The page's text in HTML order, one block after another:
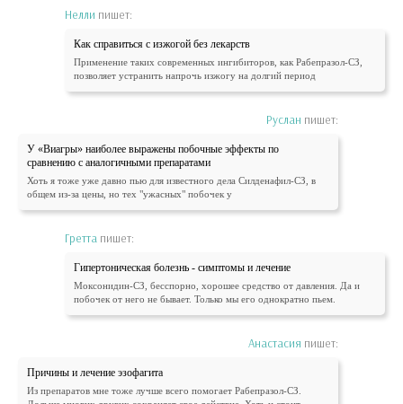
Нелли пишет:
Как справиться с изжогой без лекарств
Применение таких современных ингибиторов, как Рабепразол-СЗ,
позволяет устранить напрочь изжогу на долгий период
Руслан пишет:
У «Виагры» наиболее выражены побочные эффекты по
сравнению с аналогичными препаратами
Хоть я тоже уже давно пью для известного дела Силденафил-СЗ, в
общем из-за цены, но тех "ужасных" побочек у
Гретта пишет:
Гипертоническая болезнь - симптомы и лечение
Моксонидин-СЗ, бесспорно, хорошее средство от давления. Да и
побочек от него не бывает. Только мы его однократно пьем.
Анастасия пишет:
Причины и лечение эзофагита
Из препаратов мне тоже лучше всего помогает Рабепразол-СЗ.